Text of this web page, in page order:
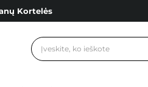
Kortelės
nuo 40,00 €